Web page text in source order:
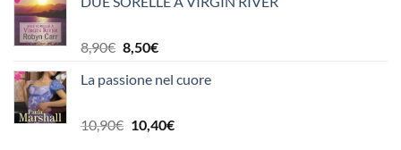
originale
8,90€.
attuale
8,50€.
8,90€ Il
originale
8,90€.
8,50€Il
attuale
8,50€.
La passione nel cuore
10,90€ Il
10,40€Il